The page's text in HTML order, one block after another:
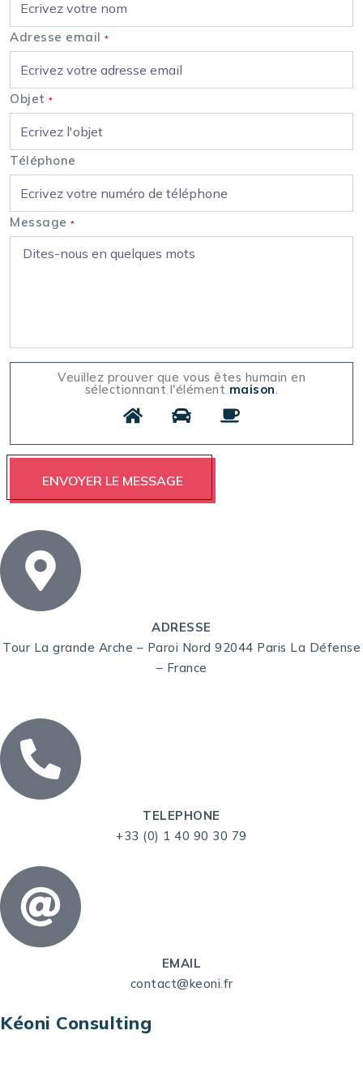
Adresse email *
Objet *
Téléphone
Message *
Veuillez prouver que vous êtes humain en
sélectionnant l'élément maison.
ADRESSE
Tour La grande Arche – Paroi Nord 92044 Paris La Défense
– France
TELEPHONE
+33 (0) 1 40 90 30 79
EMAIL
contact@keoni.fr
Kéoni Consulting